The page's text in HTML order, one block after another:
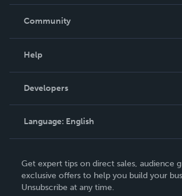
In The News
Community
Podcast
Help
Order Lookup
Knowledge Base
Contact Support
Developers
Language: English
Deutsch
Français
Get expert tips on direct sales, audience
exclusive offers to help you build your
Unsubscribe at any time.